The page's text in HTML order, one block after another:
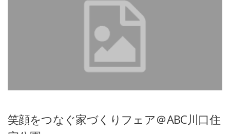
笑顔をつなぐ家づくりフェア＠ABC川口住